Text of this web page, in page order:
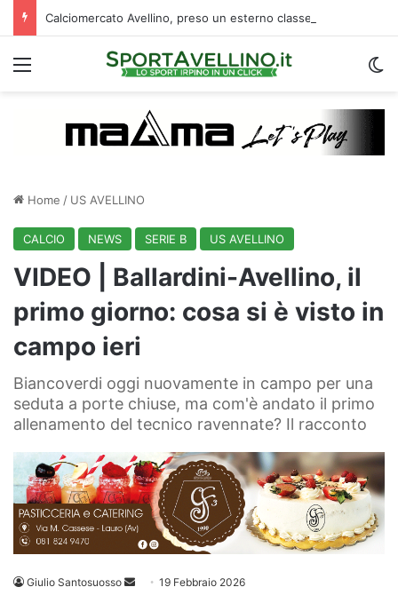
Menu
Home / US AVELLINO
CALCIO NEWS SERIE B US AVELLINO
VIDEO | Ballardini-Avellino, il
primo giorno: cosa si è visto in
campo ieri
Biancoverdi oggi nuovamente in campo per una
seduta a porte chiuse, ma com'è andato il primo
allenamento del tecnico ravennate? Il racconto
Giulio Santosuosso
Invia 19 Febbraio 2026